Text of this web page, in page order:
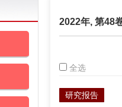
2022年, 第48
全选
研究报告